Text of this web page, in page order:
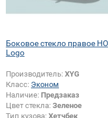
Боковое стекло правое
Logo
Производитель: XYG
Класс: Эконом
Наличие: Предзаказ
Цвет стекла: Зеленое
Тип кузова: Хетчбек